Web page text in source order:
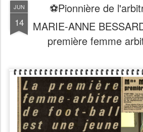
JUN
14
⚽️Pionnière de
MARIE-ANNE
première femme